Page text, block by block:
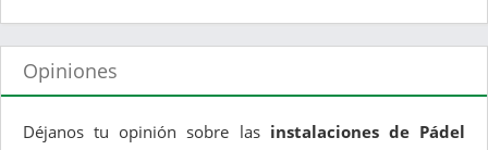
Opiniones
Déjanos tu opinión sobre las instalaciones de Pádel